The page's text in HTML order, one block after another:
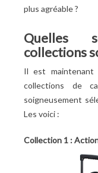
plus agréable?
Quelles
collections
Il est maintenant
collections de
soigneusement
Les voici :
Collection 1 :